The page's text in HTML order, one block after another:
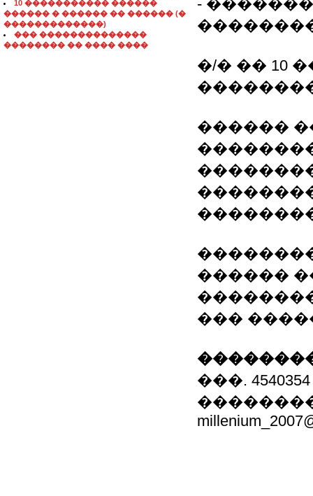
10 ����������� ������
������ � ������ �� ������ (�
�������������)
��� ��������������
�������� �� ���� ����
-
�/� �� 10
������
��������
������
���
���. 4540354